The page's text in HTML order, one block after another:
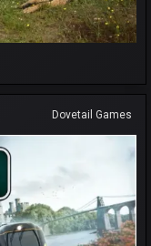
Dovetail Games